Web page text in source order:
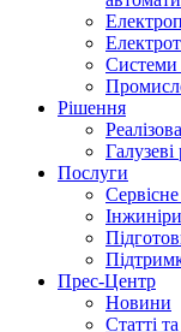
Системи
Рішення
Послуги
Прес-Центр
Новини
Статті